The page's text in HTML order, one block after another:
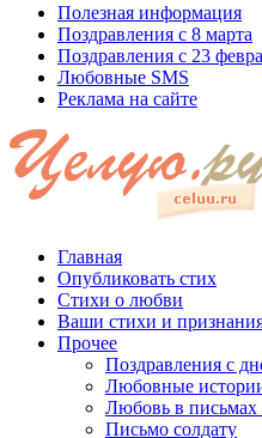
Полезная информация
Поздравления с 8 марта
Поздравления с 23
Любовные SMS
Реклама на сайте
Главная
Опубликовать стих
Стихи о любви
Ваши стихи и
Прочее
Поздравления с
Любовные
Любовь в
Письмо солдату